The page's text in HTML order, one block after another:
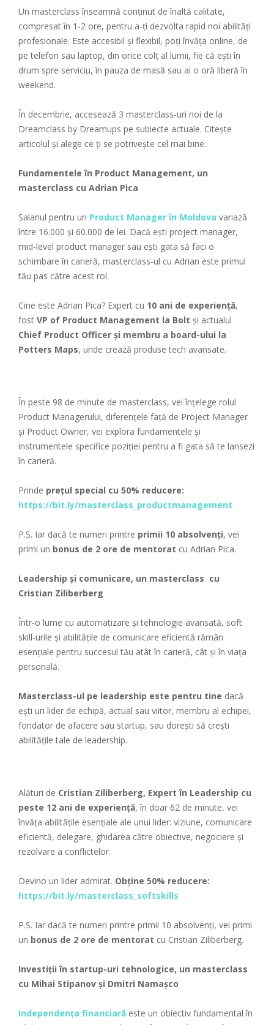
Un masterclass înseamnă conținut de înaltă calitate,
compresat în 1-2 ore, pentru a-ți dezvolta rapid noi abilități
profesionale. Este accesibil și flexibil, poți învăța online, de
pe telefon sau laptop, din orice colț al lumii, fie că ești în
drum spre serviciu, în pauza de masă sau ai o oră liberă în
weekend.
În decembrie, accesează 3 masterclass-uri noi de la
Dreamclass by Dreamups pe subiecte actuale. Citește
articolul și alege ce ți se potrivește cel mai bine.
Fundamentele în Product Management, un
masterclass cu Adrian Pica
Salariul pentru un Product Manager în Moldova variază
între 16.000 și 60.000 de lei. Dacă ești project manager,
mid-level product manager sau ești gata să faci o
schimbare în carieră, masterclass-ul cu Adrian este primul
tău pas către acest rol.
Cine este Adrian Pica? Expert cu 10 ani de experiență,
fost VP of Product Management la Bolt și actualul
Chief Product Officer și membru a board-ului la
Potters Maps, unde crează produse tech avansate.
În peste 98 de minute de masterclass, vei înțelege rolul
Product Managerului, diferențele față de Project Manager
și Product Owner, vei explora fundamentele și
instrumentele specifice poziției pentru a fi gata să te lansezi
în carieră.
Prinde prețul special cu 50% reducere:
https://bit.ly/masterclass_productmanagement
P.S. Iar dacă te numeri printre primii 10 absolvenți, vei
primi un bonus de 2 ore de mentorat cu Adrian Pica.
Leadership și comunicare, un masterclass cu
Cristian Ziliberberg
Într-o lume cu automatizare și tehnologie avansată, soft
skill-urile și abilitățile de comunicare eficientă rămân
esențiale pentru succesul tău atât în carieră, cât și în viața
personală.
Masterclass-ul pe leadership este pentru tine dacă
ești un lider de echipă, actual sau viitor, membru al echipei,
fondator de afacere sau startup, sau dorești să crești
abilitățile tale de leadership.
Alături de Cristian Ziliberberg, Expert în Leadership cu
peste 12 ani de experiență, în doar 62 de minute, vei
învăța abilitățile esențiale ale unui lider: viziune, comunicare
eficientă, delegare, ghidarea către obiective, negociere și
rezolvare a conflictelor.
Devino un lider admirat. Obține 50% reducere:
https://bit.ly/masterclass_softskills
P.S. Iar dacă te numeri printre primii 10 absolvenți, vei primi
un bonus de 2 ore de mentorat cu Cristian Ziliberberg.
Investiții în startup-uri tehnologice, un masterclass
cu Mihai Stipanov și Dmitri Namașco
Independența financiară este un obiectiv fundamental în